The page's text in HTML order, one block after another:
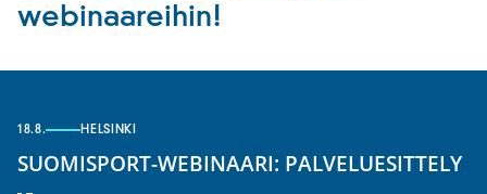
webinaareihin!
18.8. HELSINKI
SUOMISPORT-WEBINAARI: PALVELUESITTELY